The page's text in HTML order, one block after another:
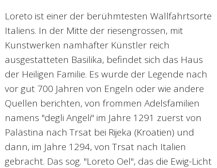
Loreto ist einer der berühmtesten Wallfahrtsorte
Italiens. In der Mitte der riesengrossen, mit
Kunstwerken namhafter Künstler reich
ausgestatteten Basilika, befindet sich das Haus
der Heiligen Familie. Es wurde der Legende nach
vor gut 700 Jahren von Engeln oder wie andere
Quellen berichten, von frommen Adelsfamilien
namens "degli Angeli" im Jahre 1291 zuerst von
Palästina nach Trsat bei Rijeka (Kroatien) und
dann, im Jahre 1294, von Trsat nach Italien
gebracht. Das sog. "Loreto Oel", das die Ewig-Licht